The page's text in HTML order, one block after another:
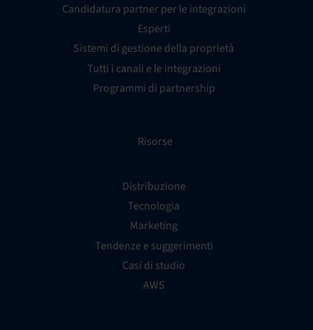
Candidatura partner per le integrazioni
Esperti
Sistemi di gestione della proprietà
Tutti i canali e le integrazioni
Programmi di partnership
Risorse
Distribuzione
Tecnologia
Marketing
Tendenze e suggerimenti
Casi di studio
AWS